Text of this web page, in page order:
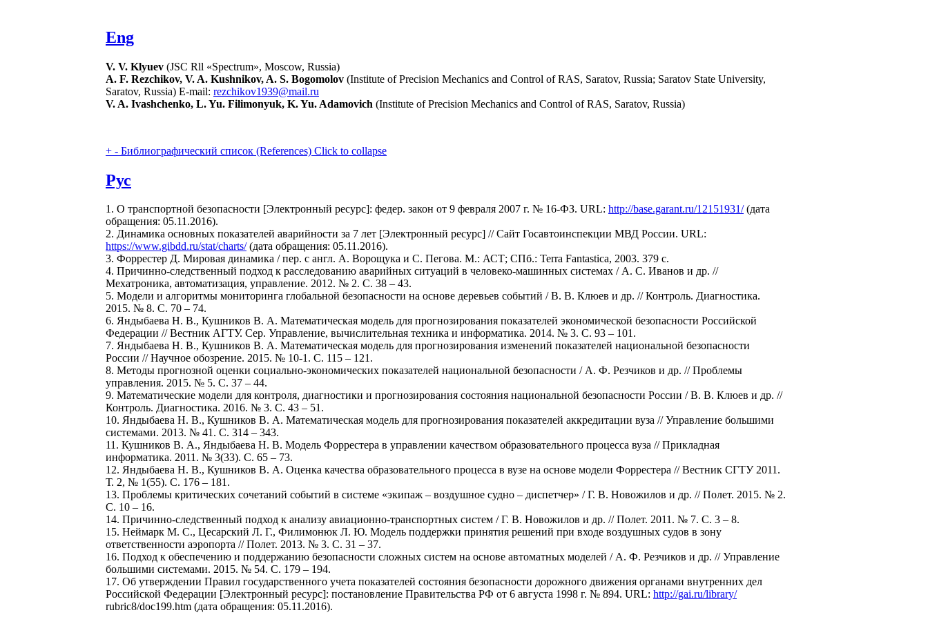
Eng
V. V. Klyuev (JSC Rll «Spectrum», Moscow, Russia)
A. F. Rezchikov, V. A. Kushnikov, A. S. Bogomolov (Institute of Precision Mechanics and Control of RAS, Saratov, Russia; Saratov State University,
Saratov, Russia) E-mail: rezchikov1939@mail.ru
V. A. Ivashchenko, L. Yu. Filimonyuk, K. Yu. Adamovich (Institute of Precision Mechanics and Control of RAS, Saratov, Russia)
+ - Библиографический список (References) Click to collapse
Рус
1. О транспортной безопасности [Электронный ресурс]: федер. закон от 9 февраля 2007 г. № 16-ФЗ. URL: http://base.garant.ru/12151931/(дата
обращения: 05.11.2016).
2. Динамика основных показателей аварийности за 7 лет [Электронный ресурс] // Сайт Госавтоинспекции МВД России. URL:
https://www.gibdd.ru/stat/charts/(дата обращения: 05.11.2016).
3. Форрестер Д. Мировая динамика / пер. с англ. А. Ворощука и С. Пегова. М.: АСТ; СПб.: Terra Fantastica, 2003. 379 с.
4. Причинно-следственный подход к расследованию аварийных ситуаций в человеко-машинных системах / А. С. Иванов и др. //
Мехатроника, автоматизация, управление. 2012. № 2. С. 38 – 43.
5. Модели и алгоритмы мониторинга глобальной безопасности на основе деревьев событий / В. В. Клюев и др. // Контроль. Диагностика.
2015. № 8. С. 70 – 74.
6. Яндыбаева Н. В., Кушников В. А. Математическая модель для прогнозирования показателей экономической безопасности Российской
Федерации // Вестник АГТУ. Сер. Управление, вычислительная техника и информатика. 2014. № 3. С. 93 – 101.
7. Яндыбаева Н. В., Кушников В. А. Математическая модель для прогнозирования изменений показателей национальной безопасности
России // Научное обозрение. 2015. № 10-1. С. 115 – 121.
8. Методы прогнозной оценки социально-экономических показателей национальной безопасности / А. Ф. Резчиков и др. // Проблемы
управления. 2015. № 5. С. 37 – 44.
9. Математические модели для контроля, диагностики и прогнозирования состояния национальной безопасности России / В. В. Клюев и др. //
Контроль. Диагностика. 2016. № 3. С. 43 – 51.
10. Яндыбаева Н. В., Кушников В. А. Математическая модель для прогнозирования показателей аккредитации вуза // Управление большими
системами. 2013. № 41. С. 314 – 343.
11. Кушников В. А., Яндыбаева Н. В. Модель Форрестера в управлении качеством образовательного процесса вуза // Прикладная
информатика. 2011. № 3(33). С. 65 – 73.
12. Яндыбаева Н. В., Кушников В. А. Оценка качества образовательного процесса в вузе на основе модели Форрестера // Вестник СГТУ 2011.
Т. 2, № 1(55). С. 176 – 181.
13. Проблемы критических сочетаний событий в системе «экипаж – воздушное судно – диспетчер» / Г. В. Новожилов и др. // Полет. 2015. № 2.
С. 10 – 16.
14. Причинно-следственный подход к анализу авиационно-транспортных систем / Г. В. Новожилов и др. // Полет. 2011. № 7. С. 3 – 8.
15. Неймарк М. С., Цесарский Л. Г., Филимонюк Л. Ю. Модель поддержки принятия решений при входе воздушных судов в зону
ответственности аэропорта // Полет. 2013. № 3. С. 31 – 37.
16. Подход к обеспечению и поддержанию безопасности сложных систем на основе автоматных моделей / А. Ф. Резчиков и др. // Управление
большими системами. 2015. № 54. С. 179 – 194.
17. Об утверждении Правил государственного учета показателей состояния безопасности дорожного движения органами внутренних дел
Российской Федерации [Электронный ресурс]: постановление Правительства РФ от 6 августа 1998 г. № 894. URL: http://gai.ru/library/
rubric8/doc199.htm (дата обращения: 05.11.2016).